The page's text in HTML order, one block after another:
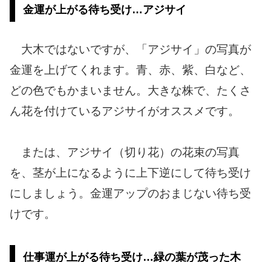
金運が上がる待ち受け…アジサイ
大木ではないですが、「アジサイ」の写真が
金運を上げてくれます。青、赤、紫、白など、
どの色でもかまいません。大きな株で、たくさ
ん花を付けているアジサイがオススメです。
または、アジサイ（切り花）の花束の写真
を、茎が上になるように上下逆にして待ち受け
にしましょう。金運アップのおまじない待ち受
けです。
仕事運が上がる待ち受け…緑の葉が茂った木